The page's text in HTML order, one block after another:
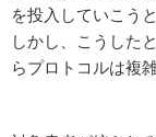
を投入していこう
しかし、こうした
らプロトコルは複